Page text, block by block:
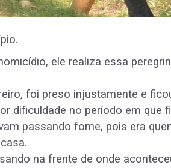
ele realiza essa
foi preso injustamente e
dificuldade no período em que
passando fome, pois era
na frente de onde